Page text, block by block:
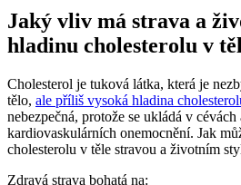
Jaký vliv má strava a
hladinu cholesterolu v
Cholesterol je tuková látka, která je
tělo, ale příliš vysoká hladina
nebezpečná, protože se ukládá v
kardiovaskulárních onemocnění. Jak
cholesterolu v těle stravou a životním
Zdravá strava bohatá na: